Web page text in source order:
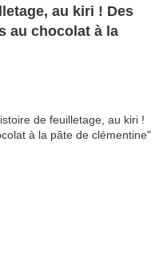
au kiri ! Des
au chocolat à la